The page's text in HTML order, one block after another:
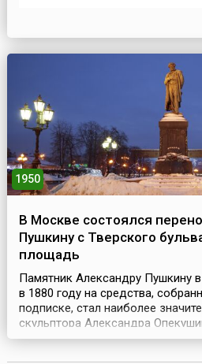
1950
В Москве состоялся
Пушкину с Тверского
площадь
Памятник Александру Пушкину
в 1880 году на средства,
подписке, стал наиболее
скульптора Александра
стоял вдали от шумной